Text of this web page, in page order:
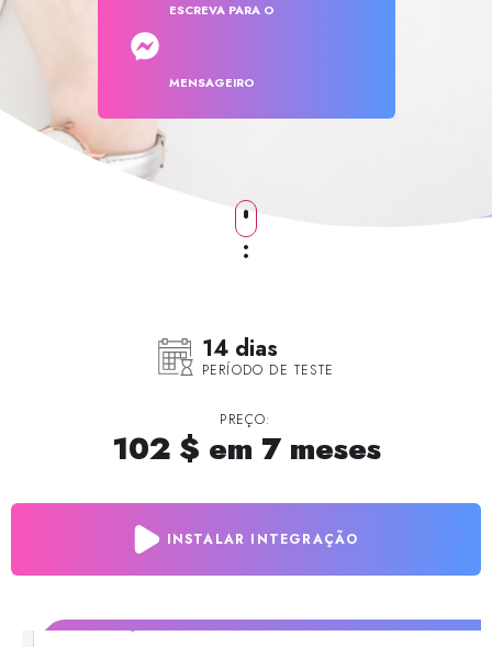
ESCREVA PARA O
MENSAGEIRO
14 dias
PERÍODO DE TESTE
PREÇO:
102 $ em 7 meses
INSTALAR INTEGRAÇÃO